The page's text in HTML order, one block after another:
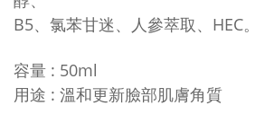
B5、氯苯甘迷、人參萃取、HEC。
容量 : 50ml
用途 : 溫和更新臉部肌膚角質